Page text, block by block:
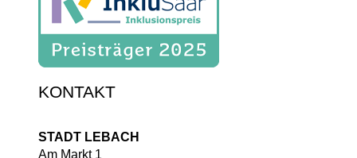
KONTAKT
STADT LEBACH
Am Markt 1